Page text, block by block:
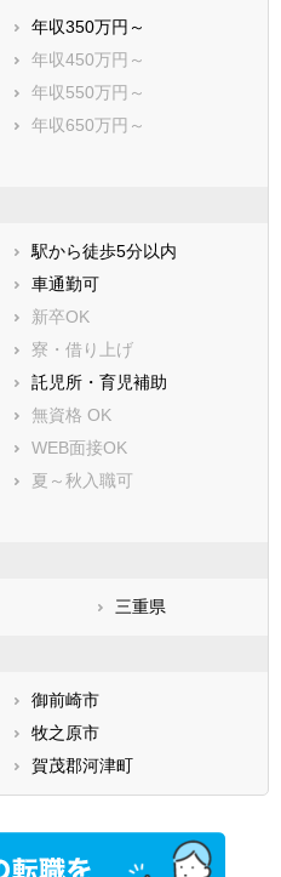
年収350万円～
年収450万円～
年収550万円～
年収650万円～
駅から徒歩5分以内
車通勤可
新卒OK
寮・借り上げ
託児所・育児補助
無資格 OK
WEB面接OK
夏～秋入職可
三重県
御前崎市
牧之原市
賀茂郡河津町